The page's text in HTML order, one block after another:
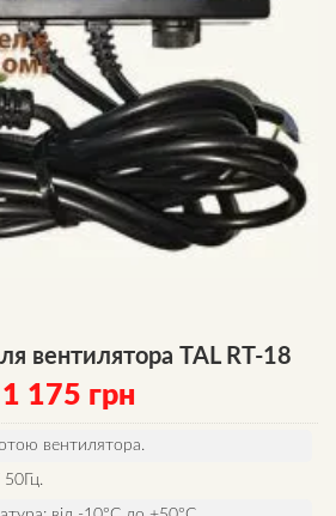
вентилятора TAL RT-18
1 175 грн
вентилятора.